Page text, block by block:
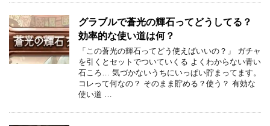
グラブルで蒼光の輝石ってどうしてる？
効率的な使い道は何？
「この蒼光の輝石ってどう使えばいいの？」 ガチャ
を引くとセットでついていくる よくわからない青い
石ころ… 気づかないうちにいっぱい貯まってます。
コレって何なの？ そのまま貯める？使う？ 有効な
使い道 …